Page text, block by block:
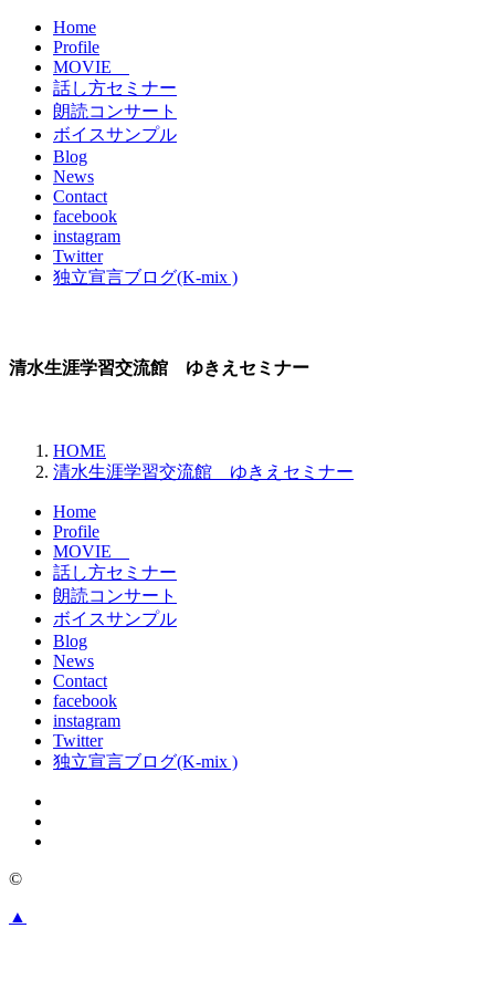
Home
Profile
MOVIE
話し方セミナー
朗読コンサート
ボイスサンプル
Blog
News
Contact
facebook
instagram
Twitter
独立宣言ブログ(K-mix )
清水生涯学習交流館 ゆきえセミナー
HOME
清水生涯学習交流館 ゆきえセミナー
Home
Profile
MOVIE
話し方セミナー
朗読コンサート
ボイスサンプル
Blog
News
Contact
facebook
instagram
Twitter
独立宣言ブログ(K-mix )
©
▲